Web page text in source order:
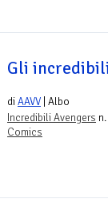
Gli
diAAVV | Albo
Incredibili Avengers
Comics